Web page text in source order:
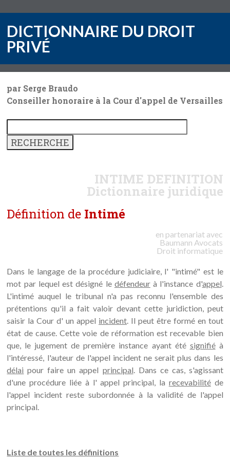
DICTIONNAIRE DU DROIT
PRIVÉ
par Serge Braudo
Conseiller honoraire à la Cour d'appel de Versailles
INTIME DEFINITION
Dictionnaire juridique
Définition de Intimé
en partenariat avec
Baumann Avocats
Droit informatique
Dans le langage de la procédure judiciaire, l' "intimé" est le
mot par lequel est désigné le défendeurà l'instance d'appel.
L'intimé auquel le tribunal n'a pas reconnu l'ensemble des
prétentions qu'il a fait valoir devant cette juridiction, peut
saisir la Cour d' un appel incident. Il peut être formé en tout
état de cause. Cette voie de réformation est recevable bien
que, le jugement de première instance ayant été signifiéà
l'intéressé, l'auteur de l'appel incident ne serait plus dans les
délai pour faire un appel principal. Dans ce cas, s'agissant
d'une procédure liée à l' appel principal, la recevabilitéde
l'appel incident reste subordonnée à la validité de l'appel
principal.
Liste de toutes les définitions